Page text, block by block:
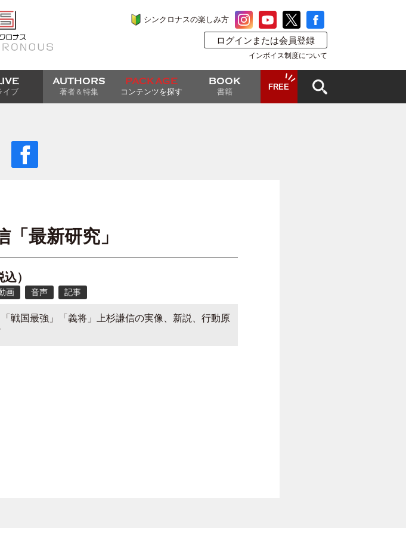
シンクロナスの楽しみ方
ログインまたは会員登録
インボイス制度について
イブ
AUTHORS
著者＆特集
PACKAGE
コンテンツを探す
BOOK
書籍
FREE
「最新研究」
）
画 音声 記事
戦国最強」「義将」上杉謙信の実像、新説、行動原